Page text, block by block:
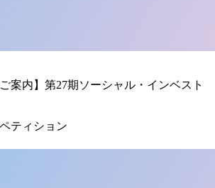
案内】第27期ソーシャル・インベスト
ティション